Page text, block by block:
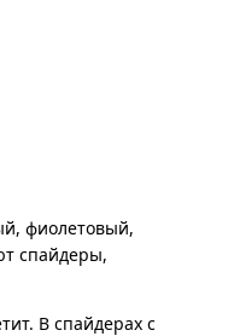
фиолетовый,
спайдеры,
В спайдерах с